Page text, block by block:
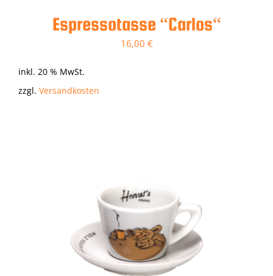
Espressotasse “Carlos“
16,00 €
inkl. 20 % MwSt.
zzgl. Versandkosten